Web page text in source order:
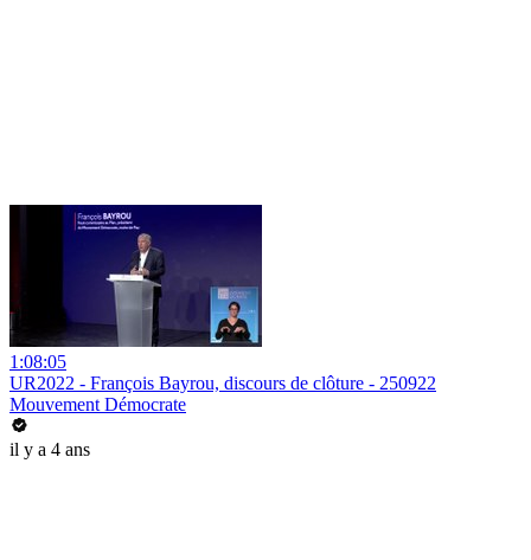
1:08:05
UR2022 - François Bayrou, discours de clôture - 250922
Mouvement Démocrate
il y a 4 ans